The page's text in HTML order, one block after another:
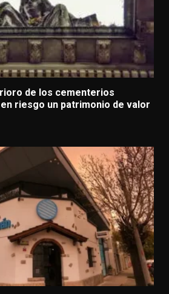
de los cementerios
riesgo un patrimonio de valor